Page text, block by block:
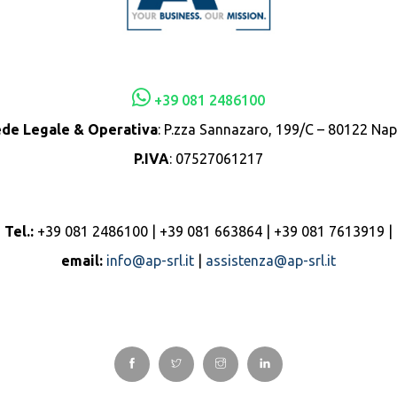
+39 081 2486100
Legale & Operativa: P.zza Sannazaro, 199/C – 80122
P.IVA: 07527061217
Tel.: +39 081 2486100 | +39 081 663864 | +39 081 7613919 |
email: info@ap-srl.it assistenza@ap-srl.it